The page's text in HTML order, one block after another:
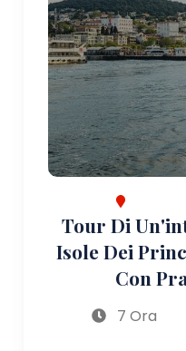
Tour Di
Isole Dei
Con
7 Ora